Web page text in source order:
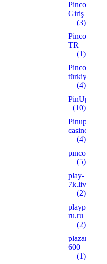
Pinco
Giriş
(3)
Pinco
TR
(1)
Pinco
türkiye
(4)
PinUp
(10)
Pinup
casino
(4)
pınco
(5)
play-
7k.live
(2)
playpoker-
ru.ru
(2)
600
(1)